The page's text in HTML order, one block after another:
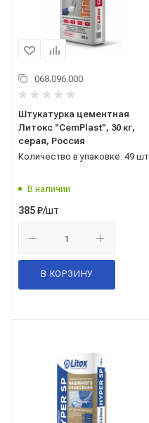
068.096.000
Штукатурка цементная
Литокс "CemPlast", 30 кг,
серая, Россия
Количество в упаковке: 49 шт
В наличии
385₽/шт
В КОРЗИНУ